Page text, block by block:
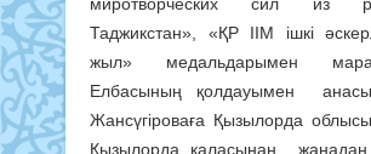
Таджикстан», «ҚР ІІМ ішкі
жыл» медальдарымен
Елбасының қолдауымен
Жансүгіроваға Қызылорда облысы
Қызылорда қаласынан жаңадан